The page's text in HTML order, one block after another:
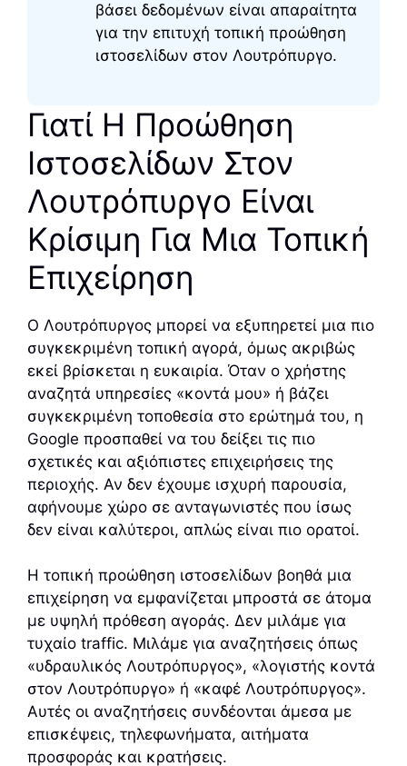
βάσει δεδομένων είναι απαραίτητα
για την επιτυχή τοπική προώθηση
ιστοσελίδων στον Λουτρόπυργο.
Γιατί Η Προώθηση
Ιστοσελίδων Στον
Λουτρόπυργο Είναι
Κρίσιμη Για Μια Τοπική
Επιχείρηση
Ο Λουτρόπυργος μπορεί να εξυπηρετεί μια πιο
συγκεκριμένη τοπική αγορά, όμως ακριβώς
εκεί βρίσκεται η ευκαιρία. Όταν ο χρήστης
αναζητά υπηρεσίες «κοντά μου» ή βάζει
συγκεκριμένη τοποθεσία στο ερώτημά του, η
Google προσπαθεί να του δείξει τις πιο
σχετικές και αξιόπιστες επιχειρήσεις της
περιοχής. Αν δεν έχουμε ισχυρή παρουσία,
αφήνουμε χώρο σε ανταγωνιστές που ίσως
δεν είναι καλύτεροι, απλώς είναι πιο ορατοί.
Η τοπική προώθηση ιστοσελίδων βοηθά μια
επιχείρηση να εμφανίζεται μπροστά σε άτομα
με υψηλή πρόθεση αγοράς. Δεν μιλάμε για
τυχαίο traffic. Μιλάμε για αναζητήσεις όπως
«υδραυλικός Λουτρόπυργος», «λογιστής κοντά
στον Λουτρόπυργο» ή «καφέ Λουτρόπυργος».
Αυτές οι αναζητήσεις συνδέονται άμεσα με
επισκέψεις, τηλεφωνήματα, αιτήματα
προσφοράς και κρατήσεις.